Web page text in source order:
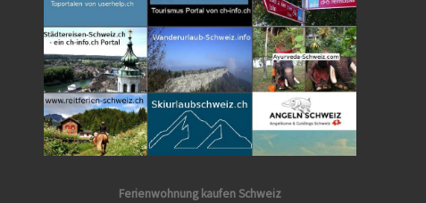
Ferienwohnung kaufen Schweiz